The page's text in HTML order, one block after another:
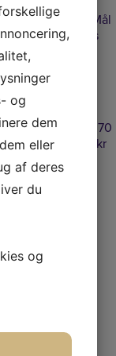
Birthe Kjær – Mål
60X60 – Pris
Georginen 80×70
cm Pris 8000 kr
og
dem
eller
af deres
du
og